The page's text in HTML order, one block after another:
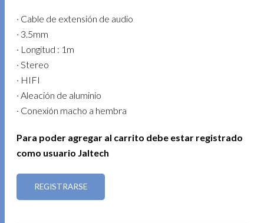
· Cable de extensión de audio
· 3.5mm
· Longitud : 1m
· Stereo
· HIFI
· Aleación de aluminio
· Conexión macho a hembra
Para poder agregar al carrito debe estar registrado
como usuario Jaltech
REGISTRARSE